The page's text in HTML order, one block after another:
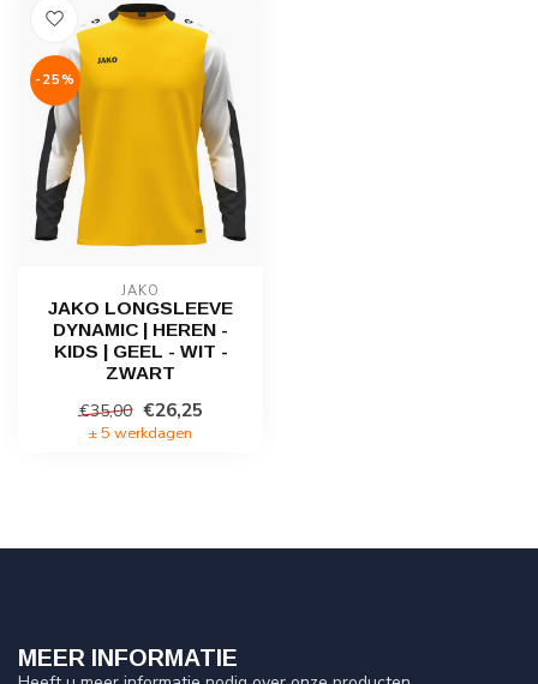
-25%
JAKO
JAKO LONGSLEEVE
DYNAMIC | HEREN -
KIDS | GEEL - WIT -
ZWART
€35,00 €26,25
± 5 werkdagen
MEER INFORMATIE